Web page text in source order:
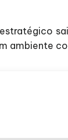
ambiente